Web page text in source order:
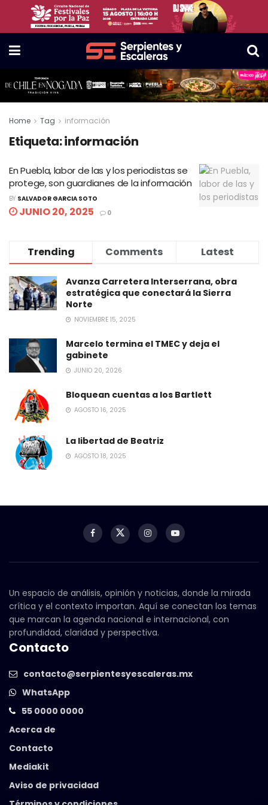
Home Tag información
Etiqueta:información
En Puebla, labor de las y los periodistas se
protege, son guardianes de la información
BY SALVADOR GARCIA SOTO
JUNIO 20, 2025 0
Trending Comments Latest
Avanza Carretera Interserrana, obra
estratégica que conectará la Sierra
Norte
NOVIEMBRE 15, 2025
Marcelo termina el TMEC y deja el
gabinete
JUNIO 20, 2026
Bloquean cuentas a los Bartlett
AGOSTO 16, 2025
La libertad de Beatriz
AGOSTO 18, 2025
Un espacio de análisis, opinión y noticias, donde la mirada
crítica y el contexto importan. Aquí se conectan los temas
que marcan la agenda nacional e internacional, con
profundidad, claridad y perspectiva.
Contacto
contacto@serpientesyescaleras.mx
WhatsApp
55 0000 0000
Acerca de
Contacto
Mediakit
Aviso de privacidad